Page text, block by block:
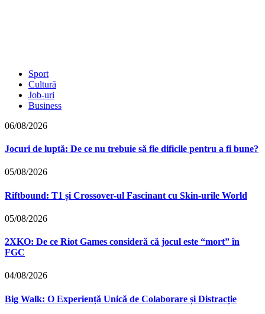
Sport
Cultură
Job-uri
Business
06/08/2026
Jocuri de luptă: De ce nu trebuie să fie dificile pentru a fi bune?
05/08/2026
Riftbound: T1 și Crossover-ul Fascinant cu Skin-urile World
05/08/2026
2XKO: De ce Riot Games consideră că jocul este “mort” în
FGC
04/08/2026
Big Walk: O Experiență Unică de Colaborare și Distracție